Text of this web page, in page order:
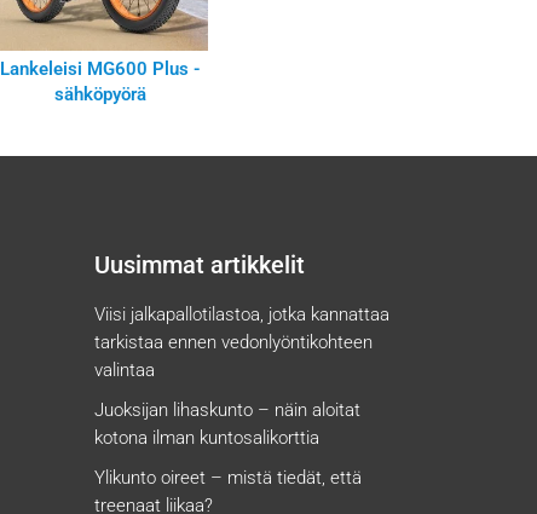
Lankeleisi MG600 Plus -
sähköpyörä
Uusimmat artikkelit
Viisi jalkapallotilastoa, jotka kannattaa
tarkistaa ennen vedonlyöntikohteen
valintaa
Juoksijan lihaskunto – näin aloitat
kotona ilman kuntosalikorttia
Ylikunto oireet – mistä tiedät, että
treenaat liikaa?